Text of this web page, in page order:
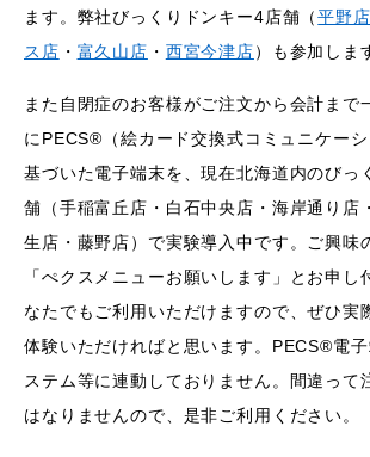
ます。弊社びっくりドンキー4店舗（平野店
ス店 ・ 富久山店 ・ 西宮今津店）も参加しま
また自閉症のお客様がご注文から会計まで
にPECS®（絵カード交換式コミュニケー
基づいた電子端末を、現在北海道内のびっ
舗（手稲富丘店・白石中央店・海岸通り店
生店・藤野店）で実験導入中です。ご興味
「ぺクスメニューお願いします」とお申し
なたでもご利用いただけますので、ぜひ実
体験いただければと思います。PECS®電
ステム等に連動しておりません。間違って
はなりませんので、是非ご利用ください。